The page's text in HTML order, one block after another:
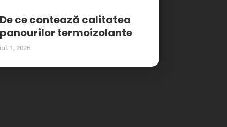
De ce contează calitatea
panourilor termoizolante
iul. 1, 2026